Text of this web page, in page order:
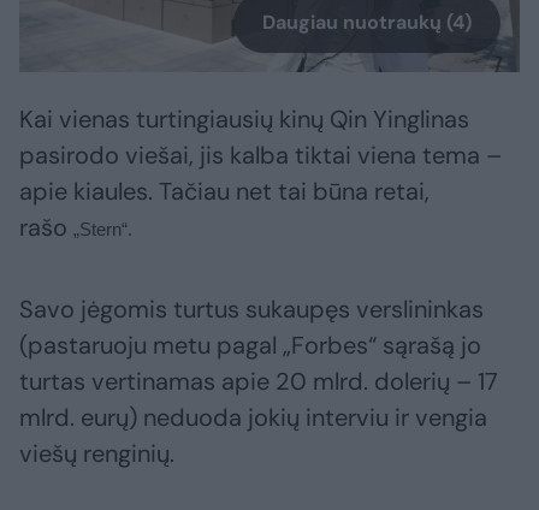
Daugiau nuotraukų (4)
Kai vienas turtingiausių kinų Qin Yinglinas
pasirodo viešai, jis kalba tiktai viena tema –
apie kiaules. Tačiau net tai būna retai,
rašo „Stern“.
Savo jėgomis turtus sukaupęs verslininkas
(pastaruoju metu pagal „Forbes“ sąrašą jo
turtas vertinamas apie 20 mlrd. dolerių – 17
mlrd. eurų) neduoda jokių interviu ir vengia
viešų renginių.